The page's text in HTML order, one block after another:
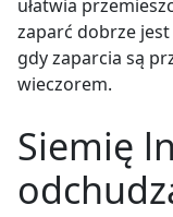
ułatwia
zaparć dobrze
gdy zaparcia są
wieczorem.
Siemię